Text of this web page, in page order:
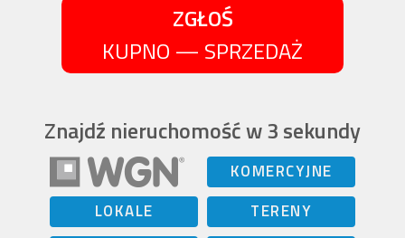
ZGŁOŚ
KUPNO — SPRZEDAŻ
Znajdź nieruchomość w 3 sekundy
KOMERCYJNE
LOKALE
TERENY